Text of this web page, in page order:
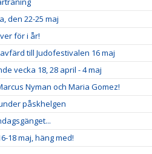
den 22-25 maj
för i år!
till Judofestivalen 16 maj
vecka 18, 28 april - 4 maj
Nyman och Maria Gomez!
påskhelgen
18 maj, häng med!